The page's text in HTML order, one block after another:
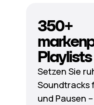
350+
Playlists
Setzen Sie
Soundtracks
und Pausen